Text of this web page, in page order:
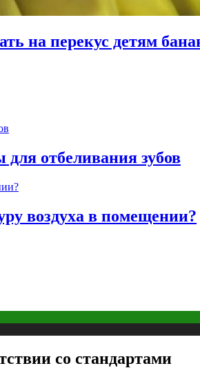
на перекус детям
для отбеливания зубов
воздуха в помещении?
со стандартами